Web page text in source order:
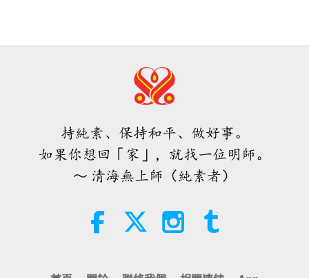
5:07
類儘快覺醒，重新加入慈愛的宇宙社
區
2023-02-25
外星人協助地球生存：降低病毒的傷
害並提供拯救地球的最佳辦法
32:43
3:05
希望那些仍在沉睡，等待主耶穌的人
視台見到
焦點新聞 2026-08-08 965
3:40
四至六月（二集之一）
持純素、保持和平、做好事。
如果你想回「家」，就找一位明師。
～ 清海無上師（純素者）